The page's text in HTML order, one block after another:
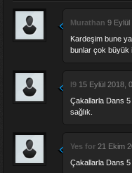
Murathan 9 Eylül
Kardeşim bune
bunlar çok büyük
I9 15 Eylül 2018,
Çakallarla Dans 5
sağlık.
Yes for 21 Ekim
Çakallarla Dans 5